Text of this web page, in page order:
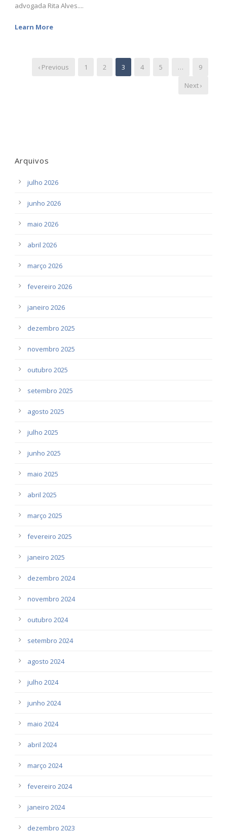
advogada Rita Alves....
Learn More
‹ Previous 1 2 3 4 5 …
9
Next ›
Arquivos
julho 2026
junho 2026
maio 2026
abril 2026
março 2026
fevereiro 2026
janeiro 2026
dezembro 2025
novembro 2025
outubro 2025
setembro 2025
agosto 2025
julho 2025
junho 2025
maio 2025
abril 2025
março 2025
fevereiro 2025
janeiro 2025
dezembro 2024
novembro 2024
outubro 2024
setembro 2024
agosto 2024
julho 2024
junho 2024
maio 2024
abril 2024
março 2024
fevereiro 2024
janeiro 2024
dezembro 2023